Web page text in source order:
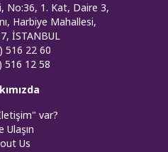
No:36, 1. Kat, Daire 3,
Harbiye Mahallesi,
İSTANBUL
516 22 60
516 12 58
var?
Ulaşın
Us